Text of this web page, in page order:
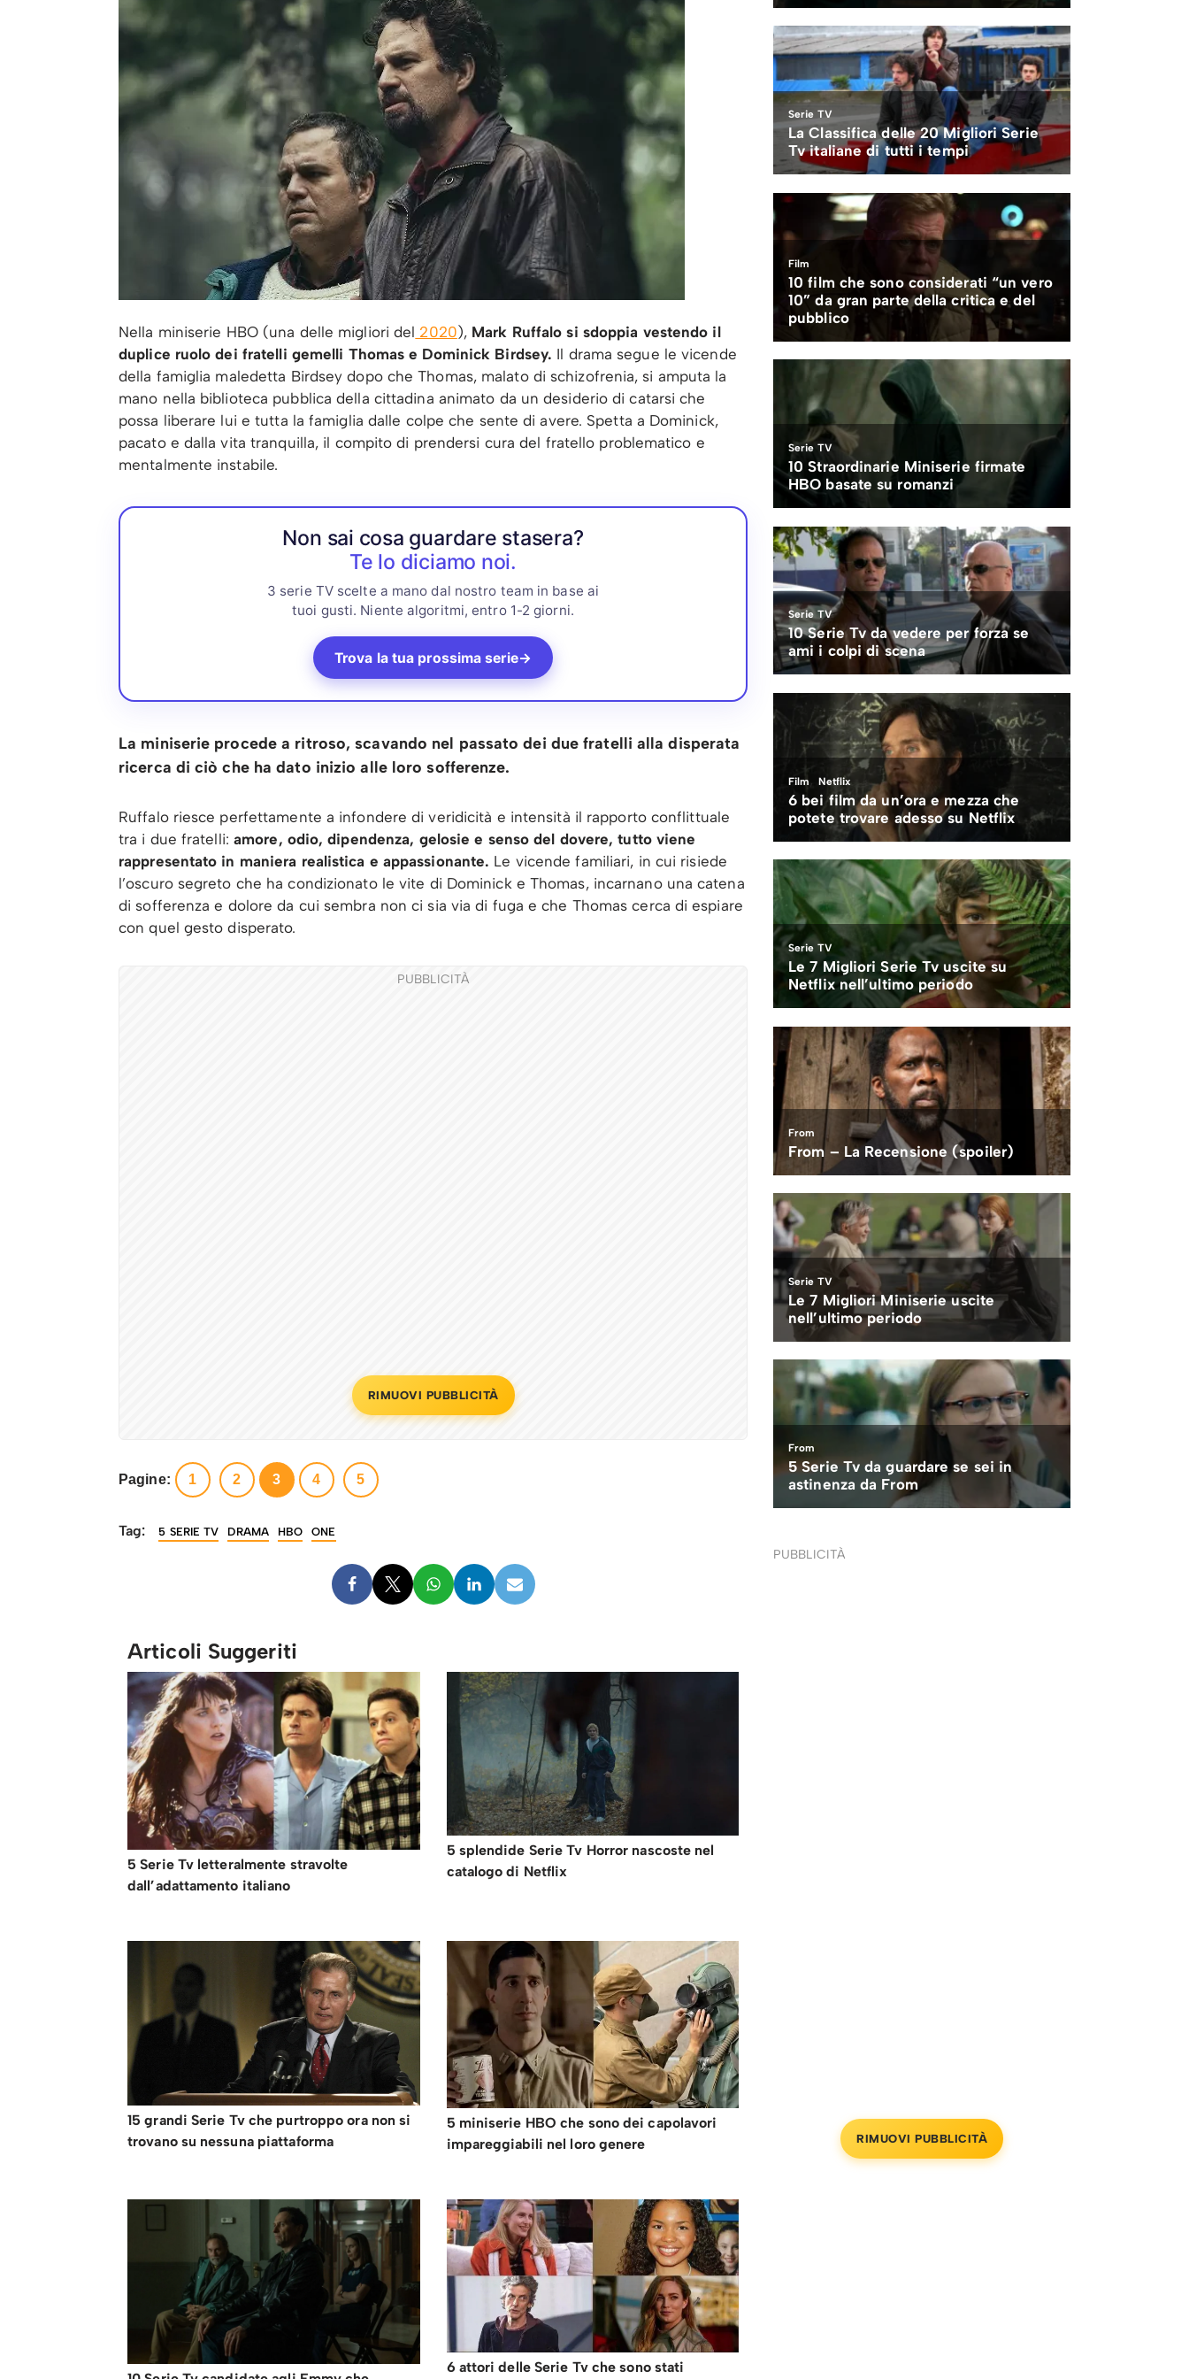
Nella miniserie HBO (una delle migliori del 2020), Mark Ruffalo si sdoppia vestendo il
duplice ruolo dei fratelli gemelli Thomas e Dominick Birdsey. Il drama segue le vicende
della famiglia maledetta Birdsey dopo che Thomas, malato di schizofrenia, si amputa la
mano nella biblioteca pubblica della cittadina animato da un desiderio di catarsi che
possa liberare lui e tutta la famiglia dalle colpe che sente di avere. Spetta a Dominick,
pacato e dalla vita tranquilla, il compito di prendersi cura del fratello problematico e
mentalmente instabile.
Non sai cosa guardare stasera?
Te lo diciamo noi.
3 serie TV scelte a mano dal nostro team in base ai
tuoi gusti. Niente algoritmi, entro 1-2 giorni.
Trova la tua prossima serie→
La miniserie procede a ritroso, scavando nel passato dei due fratelli alla disperata
ricerca di ciò che ha dato inizio alle loro sofferenze.
Ruffalo riesce perfettamente a infondere di veridicità e intensità il rapporto conflittuale
tra i due fratelli: amore, odio, dipendenza, gelosie e senso del dovere, tutto viene
rappresentato in maniera realistica e appassionante. Le vicende familiari, in cui risiede
l’oscuro segreto che ha condizionato le vite di Dominick e Thomas, incarnano una catena
di sofferenza e dolore da cui sembra non ci sia via di fuga e che Thomas cerca di espiare
con quel gesto disperato.
PUBBLICITÀ
RIMUOVI PUBBLICITÀ
Pagine: 1 2 3 4 5
Tag: 5 SERIE TV DRAMA HBO ONE
Articoli Suggeriti
5 Serie Tv letteralmente stravolte
dall’adattamento italiano
5 splendide Serie Tv Horror nascoste nel
catalogo di Netflix
15 grandi Serie Tv che purtroppo ora non si
trovano su nessuna piattaforma
5 miniserie HBO che sono dei capolavori
impareggiabili nel loro genere
6 attori delle Serie Tv che sono stati
PUBBLICITÀ
RIMUOVI PUBBLICITÀ